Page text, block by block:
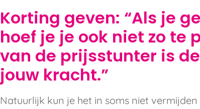
Korting geven: “Als je
hoef je je ook niet zo te
van de prijsstunter is
jouw kracht.”
Natuurlijk kun je het in soms niet